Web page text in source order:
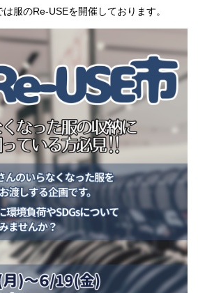
服のRe-USEを開催しております。